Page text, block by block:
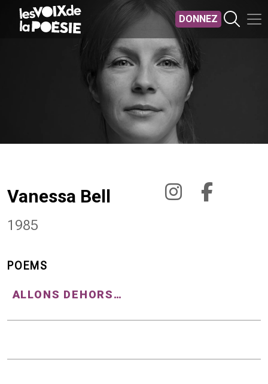
Aller au contenu principal
DONNEZ
Vanessa Bell
1985
POEMS
ALLONS DEHORS…